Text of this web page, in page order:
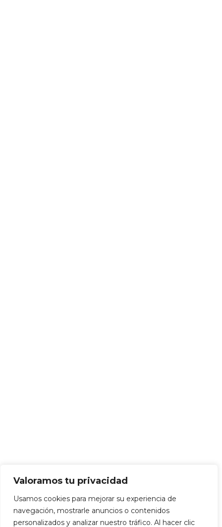
Valoramos tu privacidad
Usamos cookies para mejorar su experiencia de
navegación, mostrarle anuncios o contenidos
personalizados y analizar nuestro tráfico. Al hacer clic